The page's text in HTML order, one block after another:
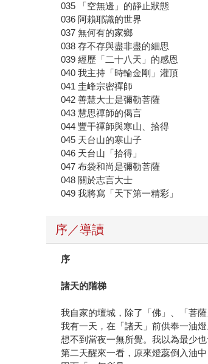
035 「空無邊」的靜止狀態
036 阿賴耶識的世界
037 無何有的家鄉
038 存不存與盡非盡的細思
039 經歷「二十八天」的感恩
040 我主持「時輪金剛」灌頂
041 圭峰宗密禪師
042 善慧大士是彌勒菩薩
043 慧思禪師的偈言
044 豐干禪師與寒山、拾得
045 天台山的寒山子
046 天台山「拾得」
047 布袋和尚是彌勒菩薩
048 關於志言大士
049 我將寫「天下第一精彩」
序／導讀
序
諸天的階梯
我自家的壇城，除了「佛」、「菩
我有一天，在「諸天」前供奉一油
想不到當夜一無所覺。我以為最少
第二天醒來一看，原來燈蕊倒入油中